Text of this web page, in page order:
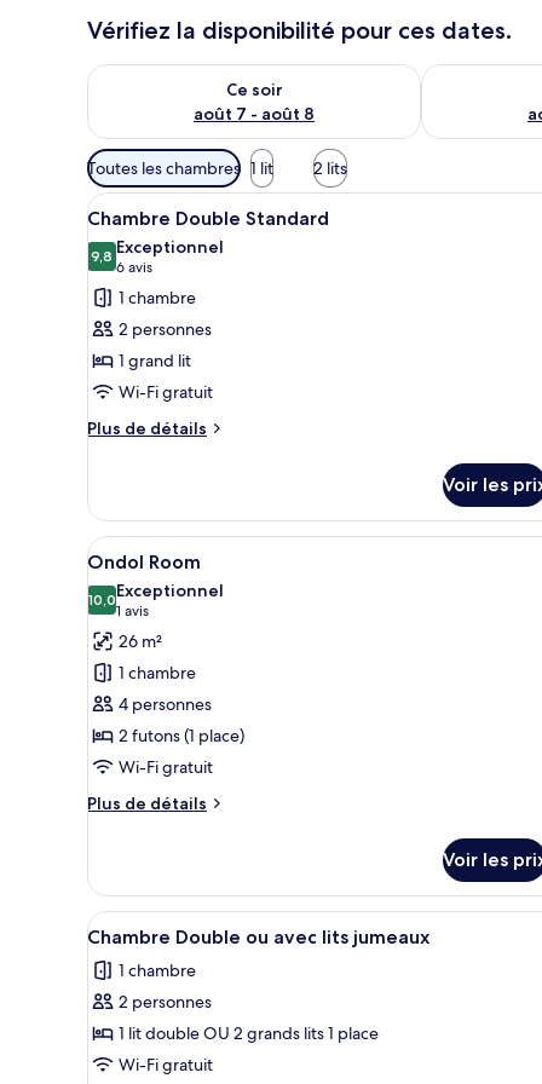
Vérifiez la disponibilité pour ces dates.
Ce soir
août 7 - août 8
Vérifier la disponibilité pour ce soir août 7 - août 8
Vérifier la
Filtres
disponibles
pour
les
chambres
Toutes les chambres 1 lit 2 lits
Afficher
toutes
les
photos
pour
ce
type
de
chambre :
Standard
Une chambre d’hôtel
9
Chambre Double Standard
9,89,8 sur 10
Exceptionnel
6 avis
(6 avis)
1 chambre
2 personnes
1 grand lit
Wi-Fi gratuit
Plus de détails
Plus
le
type
de
chambre
Chambre
Double
Standard
Voir les
Afficher
toutes
les
photos
pour
ce
type
de
chambre :
Ondol
Une chambre d’hôtel avec
5
Ondol Room
10,010,0 sur 10
Exceptionnel
1 avis
(1 avis)
26 m²
1 chambre
4 personnes
2 futons (1 place)
Wi-Fi gratuit
Plus de détails
Plus
le
type
de
Ondol
Room
Voir les
Afficher
toutes
les
photos
pour
ce
Chambre Double ou avec lits
1
Chambre Double ou avec lits jumeaux
1 chambre
2 personnes
1 lit double OU 2 grands lits 1 place
Wi-Fi gratuit